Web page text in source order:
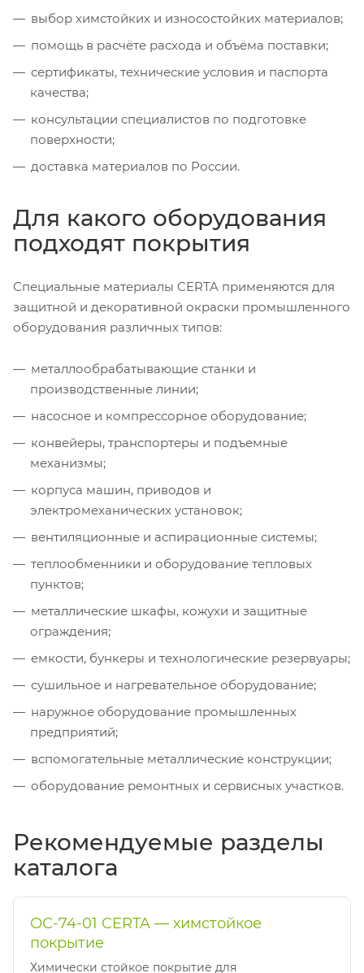
выбор химстойких и износостойких материалов;
помощь в расчёте расхода и объёма поставки;
сертификаты, технические условия и паспорта
качества;
консультации специалистов по подготовке
поверхности;
доставка материалов по России.
Для какого оборудования
подходят покрытия
Специальные материалы CERTA применяются для
защитной и декоративной окраски промышленного
оборудования различных типов:
металлообрабатывающие станки и
производственные линии;
насосное и компрессорное оборудование;
конвейеры, транспортеры и подъемные
механизмы;
корпуса машин, приводов и
электромеханических установок;
вентиляционные и аспирационные системы;
теплообменники и оборудование тепловых
пунктов;
металлические шкафы, кожухи и защитные
ограждения;
емкости, бункеры и технологические резервуары;
сушильное и нагревательное оборудование;
наружное оборудование промышленных
предприятий;
вспомогательные металлические конструкции;
оборудование ремонтных и сервисных участков.
Рекомендуемые разделы
каталога
ОС-74-01 CERTA — химстойкое
покрытие
Химически стойкое покрытие для